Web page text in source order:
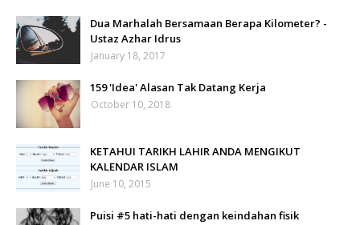
Dua Marhalah Bersamaan Berapa Kilometer? -
Ustaz Azhar Idrus
January 18, 2017
159 'Idea' Alasan Tak Datang Kerja
October 10, 2018
KETAHUI TARIKH LAHIR ANDA MENGIKUT
KALENDAR ISLAM
June 10, 2015
Puisi #5 hati-hati dengan keindahan fisik